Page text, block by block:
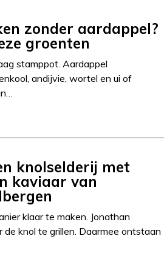
zonder aardappel?
groenten
stamppot. Aardappel
andijvie, wortel en ui of
knolselderij met
kaviaar van
klaar te maken. Jonathan
de knol te grillen. Daarmee ontstaan